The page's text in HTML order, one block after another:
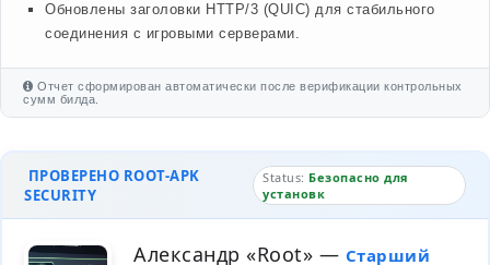
Обновлены заголовки HTTP/3 (QUIC) для стабильного
соединения с игровыми серверами.
Отчет сформирован автоматически после верификации контрольных
сумм билда.
ПРОВЕРЕНО ROOT-APK
SECURITY
Status: Безопасно для
установк
Александр «Root» — Старший